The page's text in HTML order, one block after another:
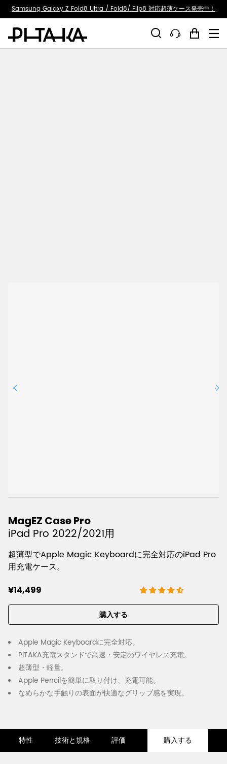
Samsung Galaxy Z Fold8 Ultra / Fold8/ Flip8 対応超薄ケース発売中！
MagEZ Case Pro
iPad Pro 2022/2021用
超薄型でApple Magic Keyboardに完全対応のiPad Pro
用充電ケース。
¥14,499
購入する
Apple Magic Keyboardに完全対応。
PITAKA充電スタンドで高速・安定のワイヤレス充電。
超薄型・軽量。
Apple Pencilを簡単に取り付け、充電可能。
なめらかな手触りの表面が快適なグリップ感を実現。
特性 技術と規格 評価 購入する